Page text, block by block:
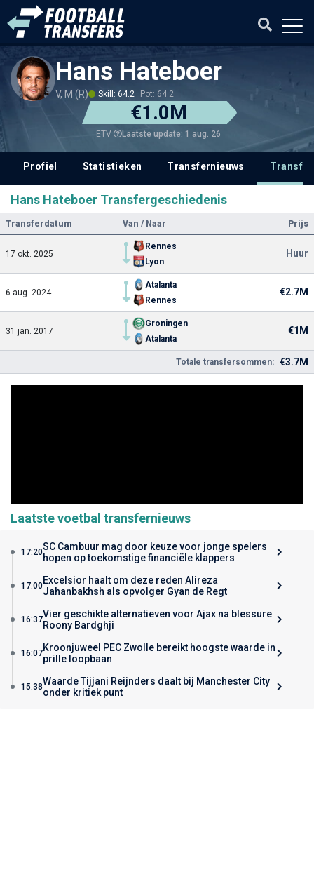
Hans Hateboer
V, M (R) Skill: 64.2 Pot: 64.2
€1.0M
ETV Laatste update: 1 aug. 26
Profiel Statistieken Transfernieuws
Hans Hateboer Transfergeschiedenis
Transferdatum Van / Naar Prijs
17 okt. 2025
Rennes
Lyon
Huur
6 aug. 2024
Atalanta
Rennes
€2.7M
31 jan. 2017
Groningen
Atalanta
€1M
Totale transfersommen: €3.7M
Laatste voetbal transfernieuws
17:20SC Cambuur mag door keuze voor jonge spelers
hopen op toekomstige financiële klappers
17:00Excelsior haalt om deze reden Alireza
Jahanbakhsh als opvolger Gyan de Regt
16:37Vier geschikte alternatieven voor Ajax na blessure
Roony Bardghji
16:07Kroonjuweel PEC Zwolle bereikt hoogste waarde in
prille loopbaan
15:38Waarde Tijjani Reijnders daalt bij Manchester City
onder kritiek punt